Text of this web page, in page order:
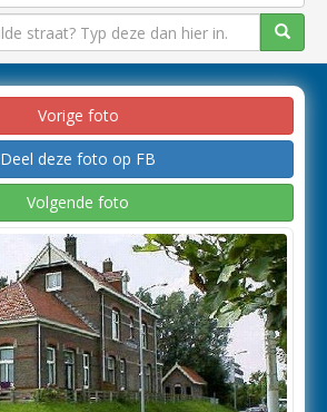
Vorige foto
Deel deze foto op FB
Volgende foto